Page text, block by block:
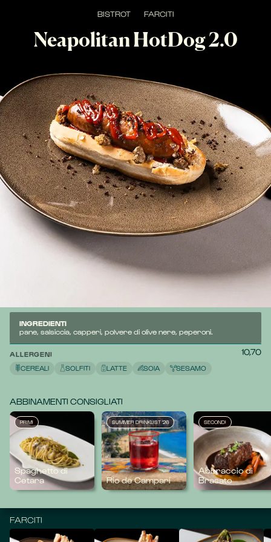
BISTROT FARCITI
Neapolitan HotDog 2.0
Hot Dog con salsiccia di Castelpoto, chutney agrodolce di
peperoni, polvere di olive nere e cappero soffiato.
INGREDIENTI
pane, salsiccia, capperi, polvere di olive nere, peperoni.
ALLERGENI
CEREALI
SOLFITI LATTE SOIA SESAMO
10,70
ABBINAMENTI CONSIGLIATI
PRIMI
Spaghetto di
Cetara
SUMMER DRINKLIST '26
Rio de Campari
SECONDI
Abbraccio di
Brasato
FARCITI